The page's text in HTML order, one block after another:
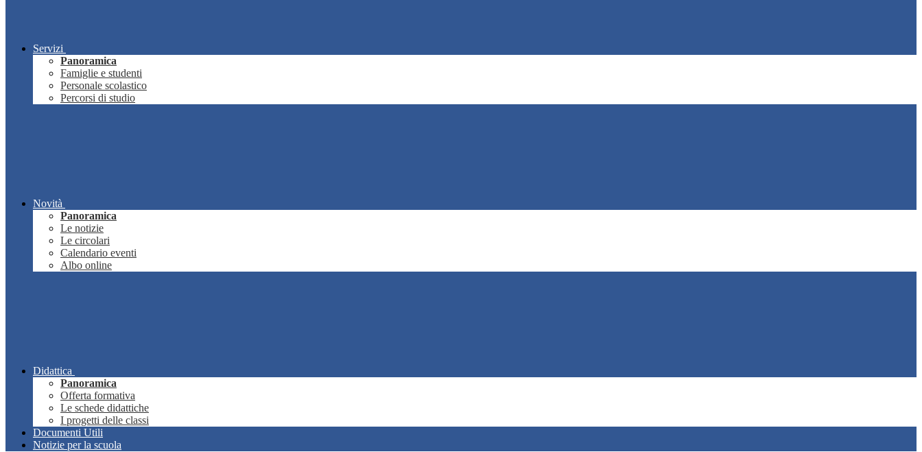
Servizi
Panoramica
Famiglie e studenti
Personale scolastico
Percorsi di studio
Novità
Panoramica
Le notizie
Le circolari
Calendario eventi
Albo online
Didattica
Panoramica
Offerta formativa
Le schede didattiche
I progetti delle classi
Documenti Utili
Notizie per la scuola